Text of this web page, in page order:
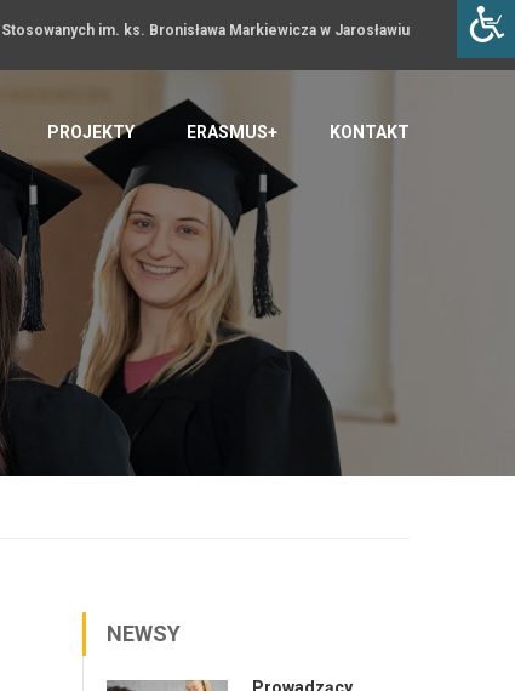
im. ks. Bronisława Markiewicza w Jarosławiu
PROJEKTY ERASMUS+ KONTAKT
NEWSY